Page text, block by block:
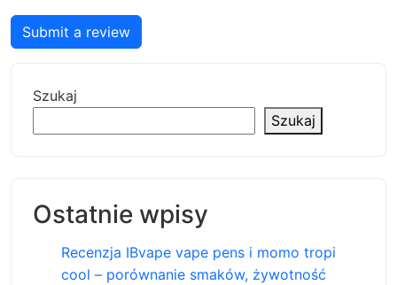
Submit a review
Szukaj
Szukaj
Ostatnie wpisy
Recenzja IBvape vape pens i momo tropi
cool – porównanie smaków, żywotność